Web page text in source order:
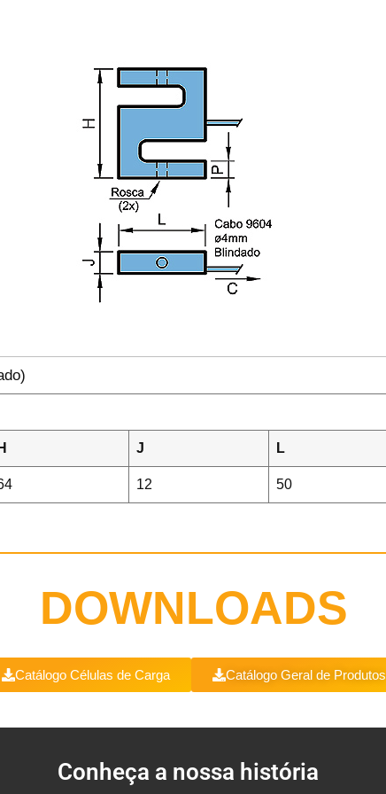
H J L
12 50
DOWNLOADS
Catálogo Células de Carga Catálogo Geral de Produtos
Conheça a nossa história